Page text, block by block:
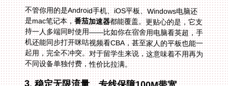
不管你用的是Android手机、iOS平板、Windows电脑还
是mac笔记本，番茄加速器都能覆盖。更贴心的是，它支
持一人多端同时使用——比如你在宿舍用电脑看英超，手
机还能同步打开咪咕视频看CBA，甚至家人的平板也能一
起用，完全不冲突。对于留学生来说，这意味着不用再为
不同设备单独付费，性价比拉满。